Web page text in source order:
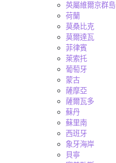
英屬維爾京群島
荷蘭
莫桑比克
莫爾達瓦
菲律賓
萊索托
葡萄牙
蒙古
薩摩亞
薩爾瓦多
蘇丹
蘇里南
西班牙
象牙海岸
貝寧